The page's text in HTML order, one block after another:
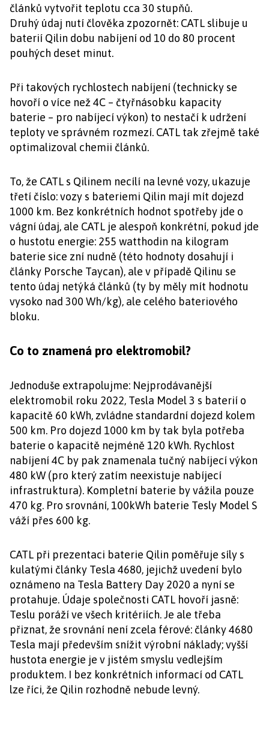
článků vytvořit teplotu cca 30 stupňů.
Druhý údaj nutí člověka zpozornět: CATL slibuje u
baterií Qilin dobu nabíjení od 10 do 80 procent
pouhých deset minut.
Při takových rychlostech nabíjení (technicky se
hovoří o více než 4C – čtyřnásobku kapacity
baterie – pro nabíjecí výkon) to nestačí k udržení
teploty ve správném rozmezí. CATL tak zřejmě také
optimalizoval chemii článků.
To, že CATL s Qilinem necílí na levné vozy, ukazuje
třetí číslo: vozy s bateriemi Qilin mají mít dojezd
1000 km. Bez konkrétních hodnot spotřeby jde o
vágní údaj, ale CATL je alespoň konkrétní, pokud jde
o hustotu energie: 255 watthodin na kilogram
baterie sice zní nudně (této hodnoty dosahují i
články Porsche Taycan), ale v případě Qilinu se
tento údaj netýká článků (ty by měly mít hodnotu
vysoko nad 300 Wh/kg), ale celého bateriového
bloku.
Co to znamená pro elektromobil?
Jednoduše extrapolujme: Nejprodávanější
elektromobil roku 2022, Tesla Model 3 s baterií o
kapacitě 60 kWh, zvládne standardní dojezd kolem
500 km. Pro dojezd 1000 km by tak byla potřeba
baterie o kapacitě nejméně 120 kWh. Rychlost
nabíjení 4C by pak znamenala tučný nabíjecí výkon
480 kW (pro který zatím neexistuje nabíjecí
infrastruktura). Kompletní baterie by vážila pouze
470 kg. Pro srovnání, 100kWh baterie Tesly Model S
váží přes 600 kg.
CATL při prezentaci baterie Qilin poměřuje síly s
kulatými články Tesla 4680, jejichž uvedení bylo
oznámeno na Tesla Battery Day 2020 a nyní se
protahuje. Údaje společnosti CATL hovoří jasně:
Teslu poráží ve všech kritériích. Je ale třeba
přiznat, že srovnání není zcela férové: články 4680
Tesla mají především snížit výrobní náklady; vyšší
hustota energie je v jistém smyslu vedlejším
produktem. I bez konkrétních informací od CATL
lze říci, že Qilin rozhodně nebude levný.